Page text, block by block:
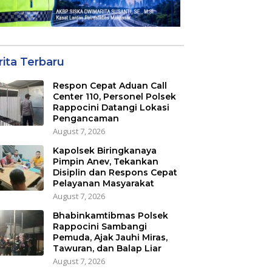
Terbaru
Respon Cepat Aduan Call
Center 110, Personel Polsek
Rappocini Datangi Lokasi
Pengancaman
August 7, 2026
Kapolsek Biringkanaya
Pimpin Anev, Tekankan
Disiplin dan Respons Cepat
Pelayanan Masyarakat
August 7, 2026
Bhabinkamtibmas Polsek
Rappocini Sambangi
Pemuda, Ajak Jauhi Miras,
Tawuran, dan Balap Liar
August 7, 2026